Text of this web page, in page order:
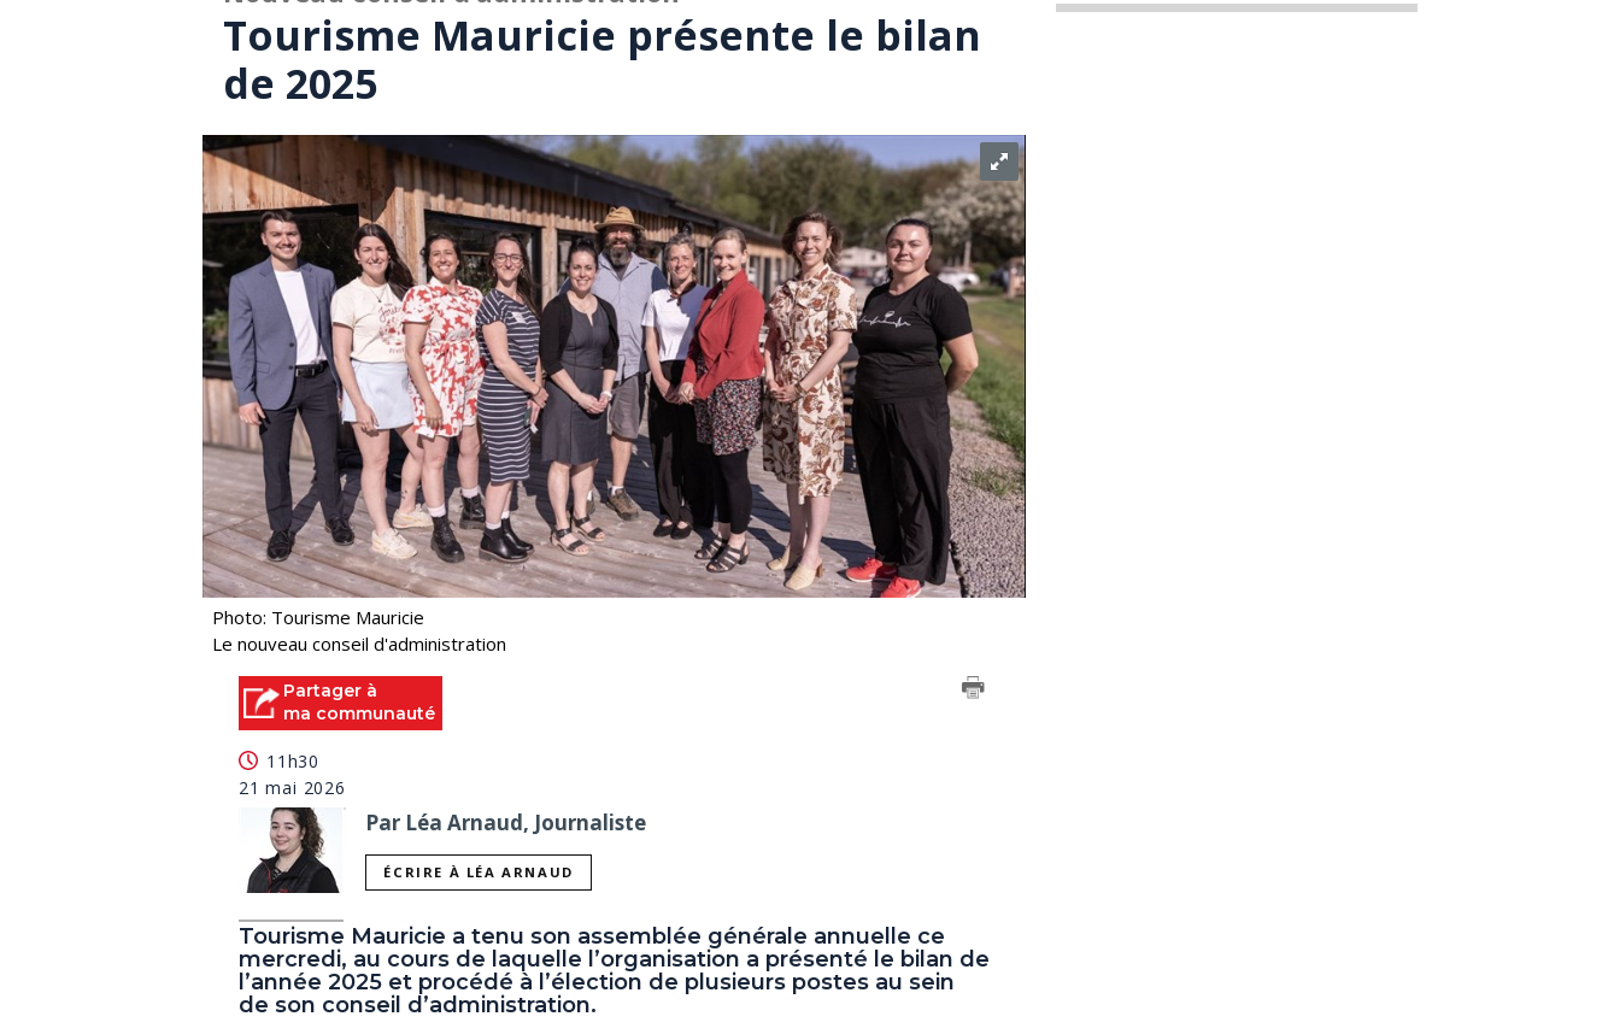
Tourisme Mauricie présente le bilan
de 2025
Photo: Tourisme Mauricie
Le nouveau conseil d'administration
Partager à
ma communauté
11h30
21 mai 2026
Par Léa Arnaud, Journaliste
ÉCRIRE À LÉA ARNAUD
Tourisme Mauricie a tenu son assemblée générale annuelle ce
mercredi, au cours de laquelle l’organisation a présenté le bilan de
l’année 2025 et procédé à l’élection de plusieurs postes au sein
de son conseil d’administration.